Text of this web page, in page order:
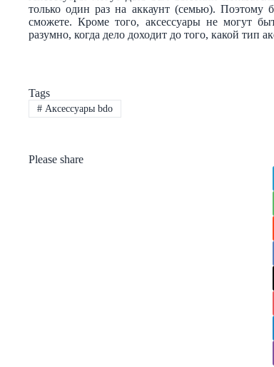
только один раз на аккаунт (семью). Поэтому
сможете. Кроме того, аксессуары не могут
разумно, когда дело доходит до того, какой тип
Tags
#Аксессуары bdo
Please share